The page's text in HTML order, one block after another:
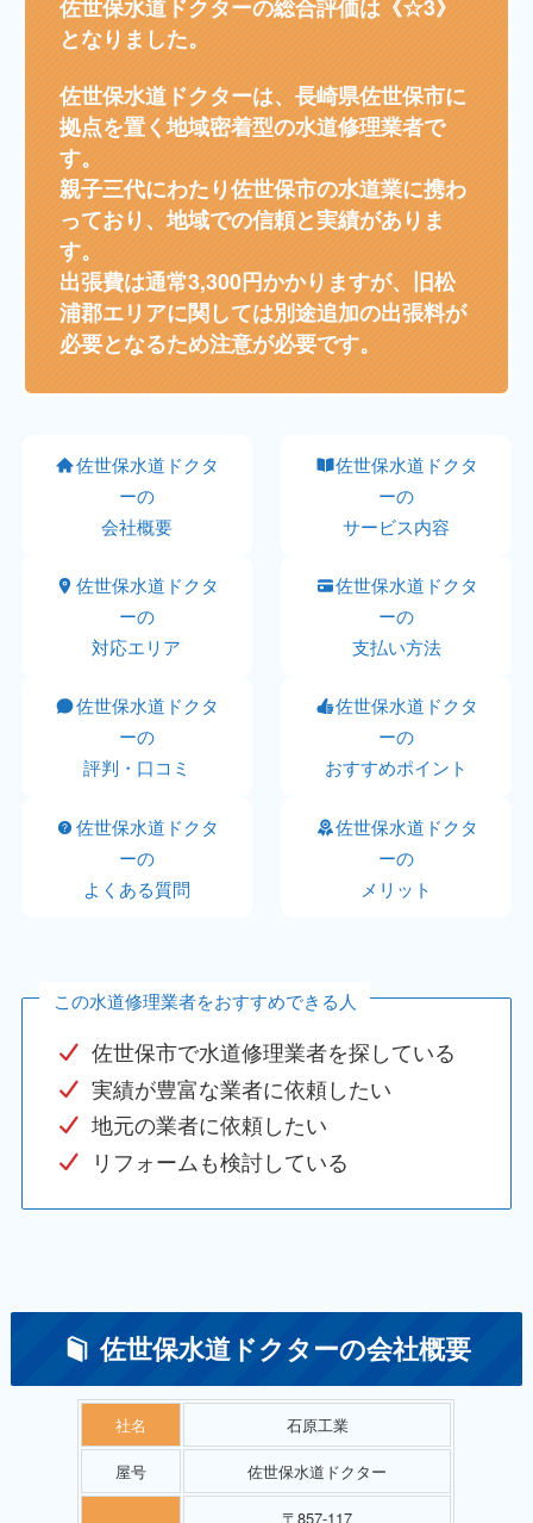
佐世保水道ドクターの総合評価は《☆3》
となりました。
佐世保水道ドクターは、長崎県佐世保市に
拠点を置く地域密着型の水道修理業者で
す。
親子三代にわたり佐世保市の水道業に携わ
っており、地域での信頼と実績がありま
す。
出張費は通常3,300円かかりますが、旧松
浦郡エリアに関しては別途追加の出張料が
必要となるため注意が必要です。
佐世保水道ドクタ
ーの
会社概要
佐世保水道ドクタ
ーの
サービス内容
佐世保水道ドクタ
ーの
対応エリア
佐世保水道ドクタ
ーの
支払い方法
佐世保水道ドクタ
ーの
評判・口コミ
佐世保水道ドクタ
ーの
おすすめポイント
佐世保水道ドクタ
ーの
よくある質問
佐世保水道ドクタ
ーの
メリット
この水道修理業者をおすすめできる人
佐世保市で水道修理業者を探している
実績が豊富な業者に依頼したい
地元の業者に依頼したい
リフォームも検討している
佐世保水道ドクターの会社概要
社名 石原工業
屋号 佐世保水道ドクター
〒857-117